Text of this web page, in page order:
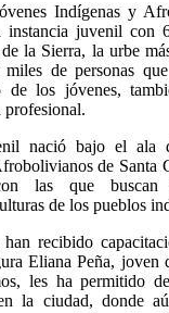
Indígenas y
instancia juvenil con
la Sierra, la urbe
de personas
los jóvenes,
profesional.
nació bajo el ala
de Santa
las que
de los pueblos
recibido
Eliana Peña, joven
les ha permitido
la ciudad, donde